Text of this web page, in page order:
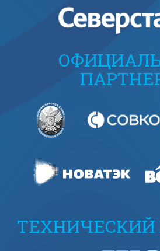
ТЕХНИЧЕСКИЙ